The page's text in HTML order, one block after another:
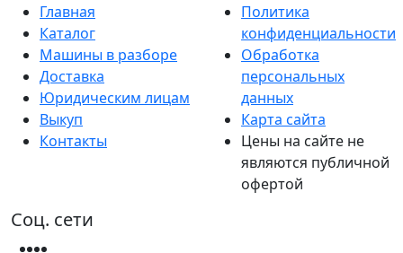
Главная
Каталог
Машины в разборе
Доставка
Юридическим лицам
Выкуп
Контакты
Политика
конфиденциальности
Обработка
персональных
данных
Карта сайта
Цены на сайте не
являются публичной
офертой
Соц. сети